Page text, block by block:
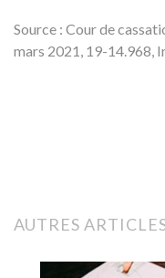
Source : Cour de
mars 2021, 19-14.968,
AUTRES